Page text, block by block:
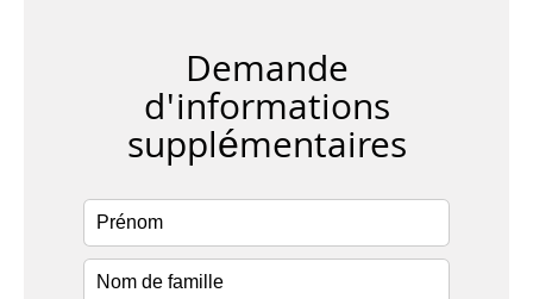
Demande
d'informations
supplémentaires